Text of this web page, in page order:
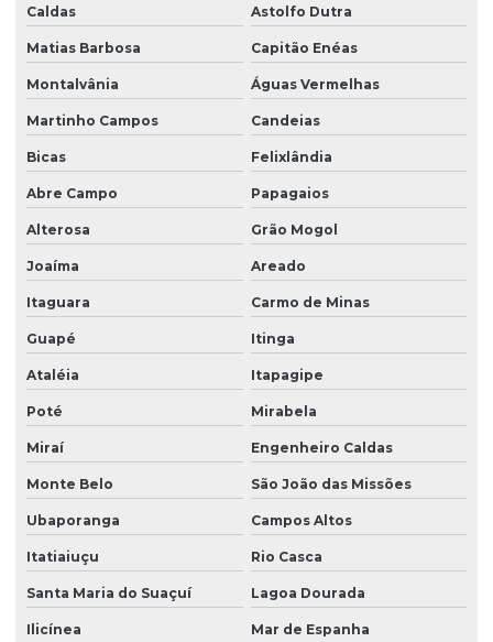
Caldas Astolfo Dutra
Matias Barbosa Capitão Enéas
Montalvânia Águas Vermelhas
Martinho Campos Candeias
Bicas Felixlândia
Abre Campo Papagaios
Alterosa Grão Mogol
Joaíma Areado
Itaguara Carmo de Minas
Guapé Itinga
Ataléia Itapagipe
Poté Mirabela
Miraí Engenheiro Caldas
Monte Belo São João das Missões
Ubaporanga Campos Altos
Itatiaiuçu Rio Casca
Santa Maria do Suaçuí Lagoa Dourada
Ilicínea Mar de Espanha